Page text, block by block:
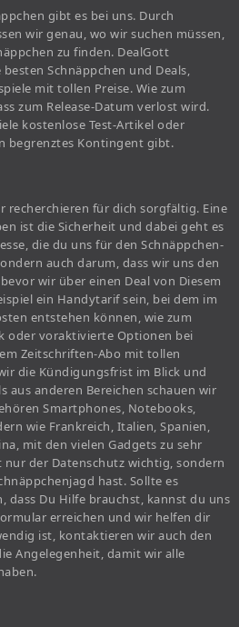
gibt es bei uns. Durch
wir genau, wo wir suchen müssen,
zu finden. DealGott
Schnäppchen und Deals,
mit tollen Preise. Wie zum
zum Release-Datum verlost wird.
kostenlose Test-Artikel oder
begrenztes Kontingent gibt.
recherchieren für dich sorgfältig. Eine
ist die Sicherheit und dabei geht es
die du uns für den Schnäppchen-
auch darum, dass wir uns den
wir über einen Deal von Diesem
ein Handytarif sein, bei dem im
entstehen können, wie zum
oder voraktivierte Optionen bei
Zeitschriften-Abo mit tollen
die Kündigungsfrist im Blick und
aus anderen Bereichen schauen wir
Smartphones, Notebooks,
wie Frankreich, Italien, Spanien,
mit den vielen Gadgets zu sehr
der Datenschutz wichtig, sondern
hast. Sollte es
dass Du Hilfe brauchst, kannst du uns
erreichen und wir helfen dir
ist, kontaktieren wir auch den
Angelegenheit, damit wir alle